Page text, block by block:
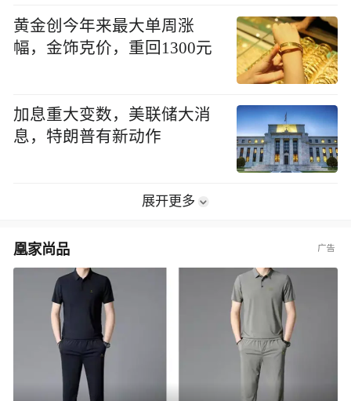
黄金创今年来最大单周涨
幅，金饰克价，重回1300元
加息重大变数，美联储大消
息，特朗普有新动作
展开更多
凰家尚品